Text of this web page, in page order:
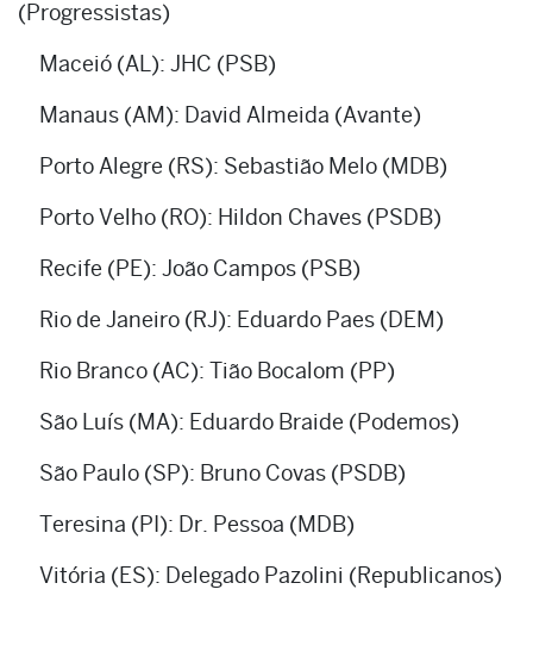
(Progressistas)
Maceió (AL): JHC (PSB)
Manaus (AM): David Almeida (Avante)
Porto Alegre (RS): Sebastião Melo (MDB)
Porto Velho (RO): Hildon Chaves (PSDB)
Recife (PE): João Campos (PSB)
Rio de Janeiro (RJ): Eduardo Paes (DEM)
Rio Branco (AC): Tião Bocalom (PP)
São Luís (MA): Eduardo Braide (Podemos)
São Paulo (SP): Bruno Covas (PSDB)
Teresina (PI): Dr. Pessoa (MDB)
Vitória (ES): Delegado Pazolini (Republicanos)